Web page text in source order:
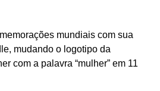
mundiais com sua
mudando o logotipo da
com a palavra “mulher” em 11